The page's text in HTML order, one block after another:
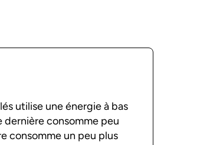
utilise une énergie à bas
consomme peu
consomme un peu plus